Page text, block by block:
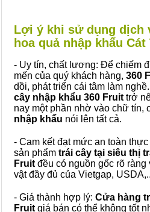
Lợi ý khi sử dụng dịch
hoa quả nhập khẩu
- Uy tín, chất lượng: Để chiếm
mến của quý khách hàng, 360
dồi, phát triển cái tâm làm
cây nhập khẩu 360 Fruit trở
nay một phần nhờ vào chữ tín,
nhập khẩu nói lên tất cả.
- Cam kết đạt mức an toàn
sản phẩm trái cây tại siêu thị
Fruit đều có nguồn gốc rõ
vật đầy đủ của Vietgap,
- Giá thành hợp lý: Cửa hàng
Fruit giá bán có thể không tốt